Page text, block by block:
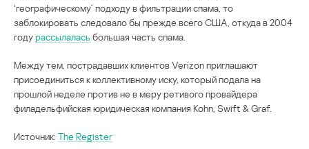
‘географическому’ подходу в фильтрации спама, то
заблокировать следовало бы прежде всего США, откуда в 2004
годурассылалась большая часть спама.
Между тем, пострадавших клиентов Verizon приглашают
присоединиться к коллективному иску, который подала на
прошлой неделе против не в меру ретивого провайдера
филадельфийская юридическая компания Kohn, Swift & Graf.
Источник: The Register